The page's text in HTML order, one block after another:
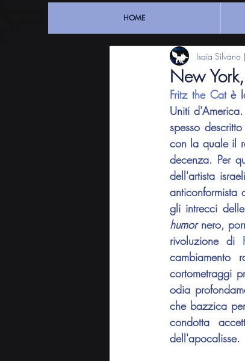
HOME
New
Isaia Silvano
Fritz the Cat è
Uniti
spesso
con la quale il
decenza. Per
dell'artista
humor nero,
rivoluzione di
cambiamento
cortometraggi
odia
che bazzica
condotta
dell'apocalisse.